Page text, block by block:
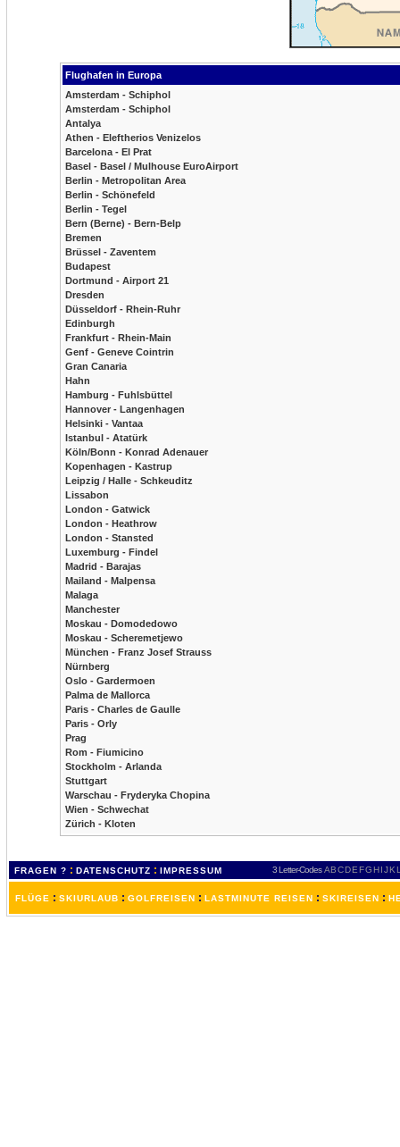
Flughafen in Europa
Amsterdam - Schiphol
Amsterdam - Schiphol
Antalya
Athen - Eleftherios Venizelos
Barcelona - El Prat
Basel - Basel / Mulhouse EuroAirport
Berlin - Metropolitan Area
Berlin - Schönefeld
Berlin - Tegel
Bern (Berne) - Bern-Belp
Bremen
Brüssel - Zaventem
Budapest
Dortmund - Airport 21
Dresden
Düsseldorf - Rhein-Ruhr
Edinburgh
Frankfurt - Rhein-Main
Genf - Geneve Cointrin
Gran Canaria
Hahn
Hamburg - Fuhlsbüttel
Hannover - Langenhagen
Helsinki - Vantaa
Istanbul - Atatürk
Köln/Bonn - Konrad Adenauer
Kopenhagen - Kastrup
Leipzig / Halle - Schkeuditz
Lissabon
London - Gatwick
London - Heathrow
London - Stansted
Luxemburg - Findel
Madrid - Barajas
Mailand - Malpensa
Malaga
Manchester
Moskau - Domodedowo
Moskau - Scheremetjewo
München - Franz Josef Strauss
Nürnberg
Oslo - Gardermoen
Palma de Mallorca
Paris - Charles de Gaulle
Paris - Orly
Prag
Rom - Fiumicino
Stockholm - Arlanda
Stuttgart
Warschau - Fryderyka Chopina
Wien - Schwechat
Zürich - Kloten
FRAGEN ? : DATENSCHUTZ : IMPRESSUM 3 Letter-Codes ABCDEFGH IJKL
FLÜGE : SKIURLAUB : GOLFREISEN : LASTMINUTE REISEN : SKIREISEN :